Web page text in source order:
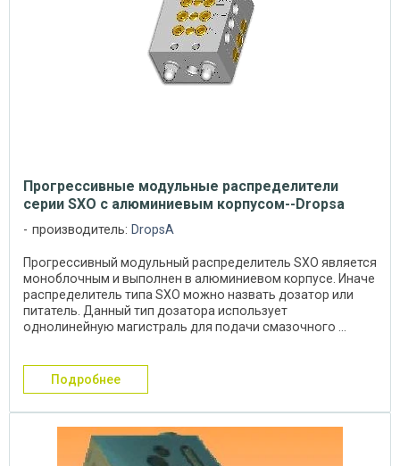
Прогрессивные модульные распределители
серии SXO с алюминиевым корпусом--Dropsa
производитель: DropsA
Прогрессивный модульный распределитель SXO является
моноблочным и выполнен в алюминиевом корпусе. Иначе
распределитель типа SXO можно назвать дозатор или
питатель. Данный тип дозатора использует
однолинейную магистраль для подачи смазочного ...
подробнее